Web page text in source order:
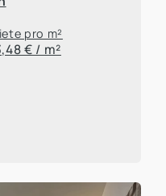
pro m²
€ / m²